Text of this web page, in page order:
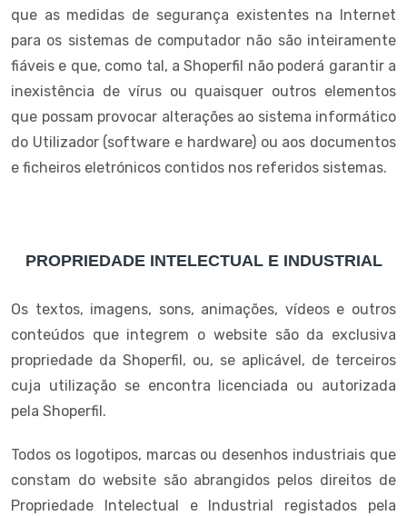
que as medidas de segurança existentes na Internet
para os sistemas de computador não são inteiramente
fiáveis e que, como tal, a Shoperfil não poderá garantir a
inexistência de vírus ou quaisquer outros elementos
que possam provocar alterações ao sistema informático
do Utilizador (software e hardware) ou aos documentos
e ficheiros eletrónicos contidos nos referidos sistemas.
PROPRIEDADE INTELECTUAL E INDUSTRIAL
Os textos, imagens, sons, animações, vídeos e outros
conteúdos que integrem o website são da exclusiva
propriedade da Shoperfil, ou, se aplicável, de terceiros
cuja utilização se encontra licenciada ou autorizada
pela Shoperfil.
Todos os logotipos, marcas ou desenhos industriais que
constam do website são abrangidos pelos direitos de
Propriedade Intelectual e Industrial registados pela